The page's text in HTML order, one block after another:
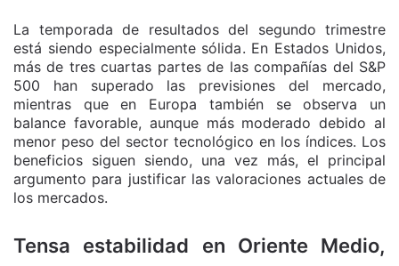
La temporada de resultados del segundo trimestre
está siendo especialmente sólida. En Estados Unidos,
más de tres cuartas partes de las compañías del S&P
500 han superado las previsiones del mercado,
mientras que en Europa también se observa un
balance favorable, aunque más moderado debido al
menor peso del sector tecnológico en los índices. Los
beneficios siguen siendo, una vez más, el principal
argumento para justificar las valoraciones actuales de
los mercados.
Tensa estabilidad en Oriente Medio,